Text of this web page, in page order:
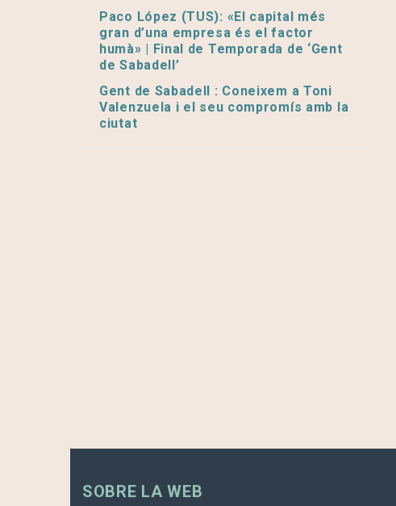
Paco López (TUS): «El capital més
gran d’una empresa és el factor
humà» | Final de Temporada de ‘Gent
de Sabadell’
Gent de Sabadell : Coneixem a Toni
Valenzuela i el seu compromís amb la
ciutat
SOBRE LA WEB